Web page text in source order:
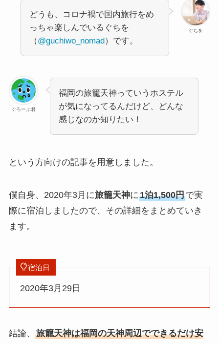
ぐちを
どうも、コロナ禍で国内旅行をめ
っちゃ楽しんでいるぐちを
（@guchiwo_nomad）です。
ぐろーぶ君
福岡の旅籠天神っていうホステル
が気になってるんだけど、どんな
感じなのか知りたい！
という方向けの記事を用意しました。
僕自身、2020年3月に旅籠天神に1泊1,500円で実
際に宿泊しましたので、その詳細をまとめていき
ます。
宿泊日
2020年3月29日
結論、 旅籠天神は福岡の天神周辺でできるだけ安